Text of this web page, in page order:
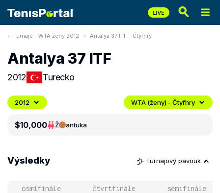
Turnaje - WTA ženy 2012 Antalya 37 ITF - Čtyřhry
Antalya 37 ITF
2012 Turecko
2012 WTA (ženy) - Čtyřhry
$10,000 Ž antuka
Výsledky Turnajový pavouk
osmifinále čtvrtfinále semifinále